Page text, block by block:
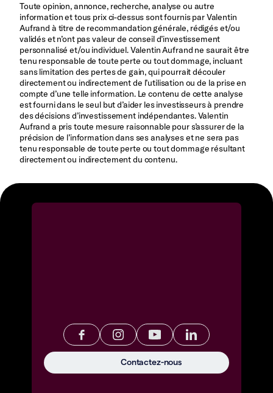
Toute opinion, annonce, recherche, analyse ou autre
information et tous prix ci-dessus sont fournis par Valentin
Aufrand à titre de recommandation générale, rédigés et/ou
validés et n’ont pas valeur de conseil d’investissement
personnalisé et/ou individuel. Valentin Aufrand ne saurait être
tenu responsable de toute perte ou tout dommage, incluant
sans limitation des pertes de gain, qui pourrait découler
directement ou indirectement de l’utilisation ou de la prise en
compte d’une telle information. Le contenu de cette analyse
est fourni dans le seul but d’aider les investisseurs à prendre
des décisions d’investissement indépendantes. Valentin
Aufrand a pris toute mesure raisonnable pour s’assurer de la
précision de l’information dans ses analyses et ne sera pas
tenu responsable de toute perte ou tout dommage résultant
directement ou indirectement du contenu.